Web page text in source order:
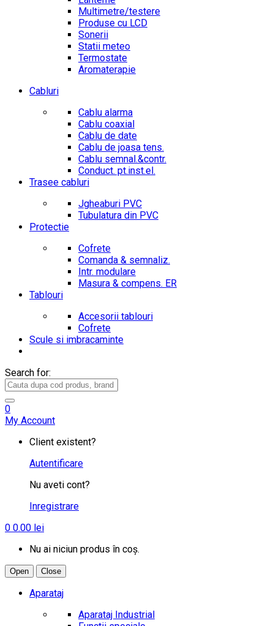
Multimetre/testere
Produse cu LCD
Sonerii
Statii meteo
Termostate
Aromaterapie
Cabluri
Cablu alarma
Cablu coaxial
Cablu de date
Cablu de joasa tens.
Cablu semnal.&contr.
Conduct. pt.inst.el.
Trasee cabluri
Jgheaburi PVC
Tubulatura din PVC
Protectie
Cofrete
Comanda & semnaliz.
Intr. modulare
Masura & compens. ER
Tablouri
Accesorii tablouri
Cofrete
Scule si imbracaminte
Search for:
0
My Account
Client existent?
Autentificare
Nu aveti cont?
Inregistrare
0 0.00 lei
Nu ai niciun produs în coș.
Open Close
Aparataj
Aparataj Industrial